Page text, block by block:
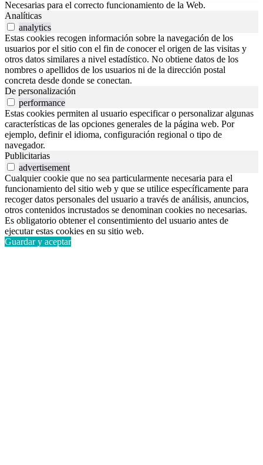
Necesarias para el correcto funcionamiento de la Web.
Analíticas
analytics
Estas cookies recogen información sobre la navegación de los
usuarios por el sitio con el fin de conocer el origen de las visitas y
otros datos similares a nivel estadístico. No obtiene datos de los
nombres o apellidos de los usuarios ni de la dirección postal
concreta desde donde se conectan.
De personalización
performance
Estas cookies permiten al usuario especificar o personalizar algunas
características de las opciones generales de la página web. Por
ejemplo, definir el idioma, configuración regional o tipo de
navegador.
Publicitarias
advertisement
Cualquier cookie que no sea particularmente necesaria para el
funcionamiento del sitio web y que se utilice específicamente para
recoger datos personales del usuario a través de análisis, anuncios,
otros contenidos incrustados se denominan cookies no necesarias.
Es obligatorio obtener el consentimiento del usuario antes de
ejecutar estas cookies en su sitio web.
Guardar y aceptar